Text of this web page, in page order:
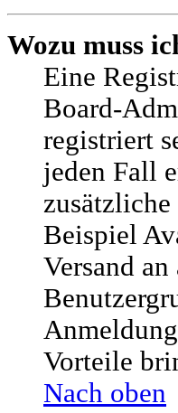
Wozu muss
Eine
Board-
registriert
jeden Fall
Beispiel
Versand
Vorteile
Nach oben